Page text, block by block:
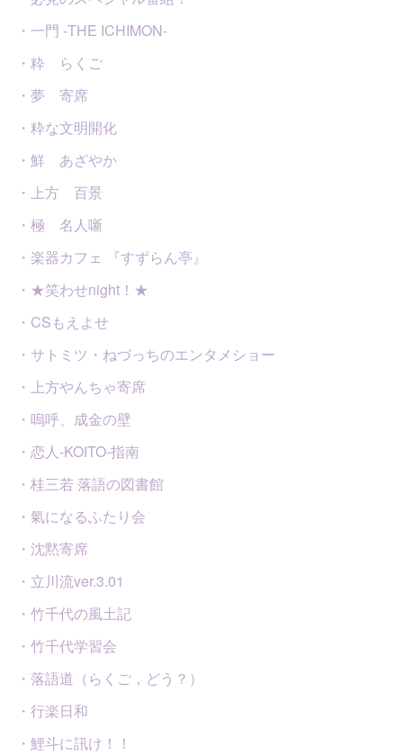
・一門 -THE ICHIMON-
・粋 らくご
・夢 寄席
・粋な文明開化
・鮮 あざやか
・上方 百景
・極 名人噺
・楽器カフェ 『すずらん亭』
・★笑わせnight！★
・CSもえよせ
・サトミツ・ねづっちのエンタメショー
・上方やんちゃ寄席
・嗚呼、成金の壁
・恋人-KOITO-指南
・桂三若 落語の図書館
・氣になるふたり会
・沈黙寄席
・立川流ver.3.01
・竹千代の風土記
・竹千代学習会
・落語道（らくご，どう？）
・行楽日和
・鯉斗に訊け！！